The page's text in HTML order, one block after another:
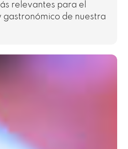
relevantes para el
gastronómico de nuestra